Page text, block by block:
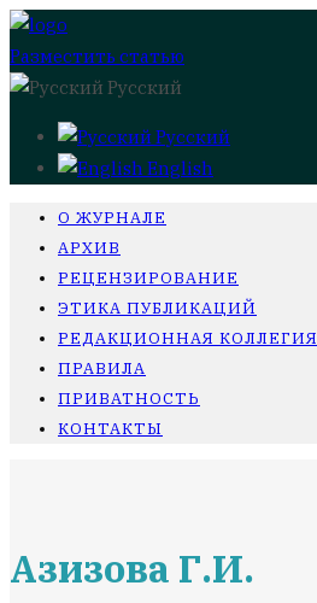
Разместить статью
Русский
Русский
English
О ЖУРНАЛЕ
АРХИВ
РЕЦЕНЗИРОВАНИЕ
ЭТИКА ПУБЛИКАЦИЙ
РЕДАКЦИОННАЯ КОЛЛЕГИЯ
ПРАВИЛА
ПРИВАТНОСТЬ
КОНТАКТЫ
Азизова Г.И.